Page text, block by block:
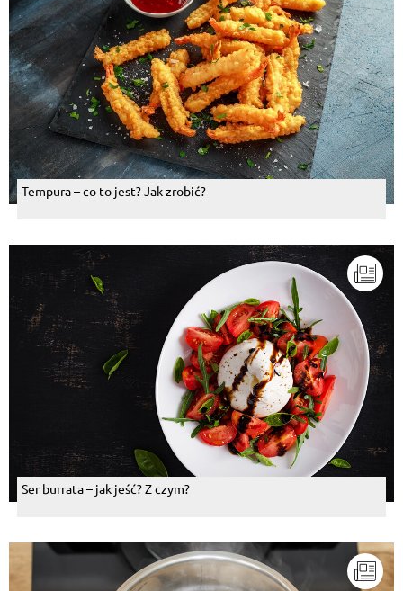
Tempura – co to jest? Jak zrobić?
Ser burrata – jak jeść? Z czym?